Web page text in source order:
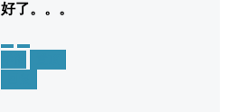
好了。。。